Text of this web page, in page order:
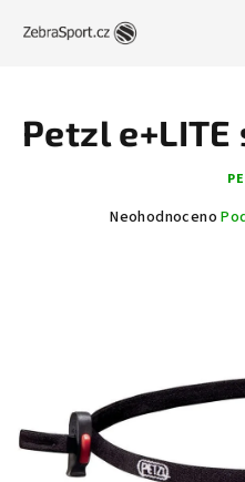
Petzl
Průměrné
Neohodnoceno